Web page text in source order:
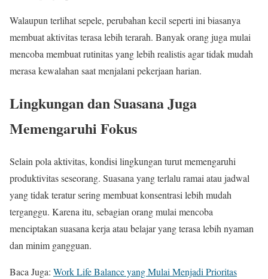
Walaupun terlihat sepele, perubahan kecil seperti ini biasanya
membuat aktivitas terasa lebih terarah. Banyak orang juga mulai
mencoba membuat rutinitas yang lebih realistis agar tidak mudah
merasa kewalahan saat menjalani pekerjaan harian.
Lingkungan dan Suasana Juga
Memengaruhi Fokus
Selain pola aktivitas, kondisi lingkungan turut memengaruhi
produktivitas seseorang. Suasana yang terlalu ramai atau jadwal
yang tidak teratur sering membuat konsentrasi lebih mudah
terganggu. Karena itu, sebagian orang mulai mencoba
menciptakan suasana kerja atau belajar yang terasa lebih nyaman
dan minim gangguan.
Baca Juga: Work Life Balance yang Mulai Menjadi Prioritas